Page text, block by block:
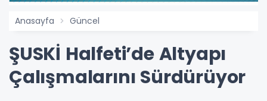
Anasayfa Güncel
ŞUSKİ Halfeti’de Altyapı
Çalışmalarını Sürdürüyor